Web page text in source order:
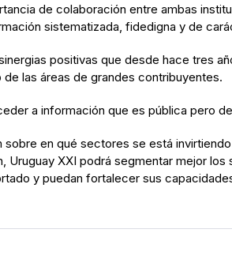
de colaboración entre ambas
sistematizada, fidedigna y de
positivas que desde hace tres
las áreas de grandes contribuyentes.
a información que es pública pero
sobre en qué sectores se está
Uruguay XXI podrá segmentar mejor
y puedan fortalecer sus